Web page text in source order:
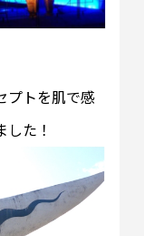
プトを肌で感
た！